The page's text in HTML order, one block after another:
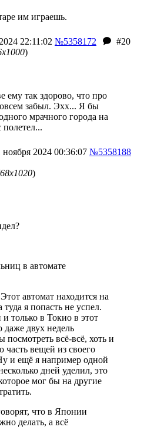
им играешь.
22:11:02 №5358172
#20
)
так здорово, что про
забыл. Эхх... Я бы
мрачного города на
2024 00:36:07 №5358188
)
в автомате
автомат находится на
я попасть не успел.
только в Токио в этот
даже двух недель
посмотреть всё-всё, хоть и
вещей из своего
и ещё я например одной
дней уделил, это
мог бы на другие
что в Японии
делать, а всё